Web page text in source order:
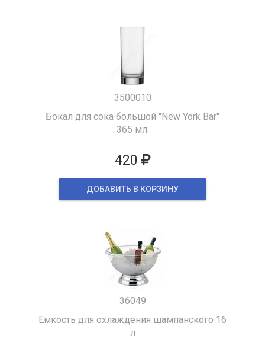
3500010
Бокал для сока большой "New York Bar"
365 мл.
420
ДОБАВИТЬ В КОРЗИНУ
36049
Емкость для охлаждения шампанского 16
л